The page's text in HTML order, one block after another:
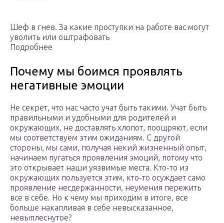
Шеф в гнев. За какие проступки на работе вас могут
уволить или оштрафовать
Подробнее
Почему мы боимся проявлять
негативные эмоции
Не секрет, что нас часто учат быть такими. Учат быть
правильными и удобными для родителей и
окружающих, не доставлять хлопот, поощряют, если
мы соответствуем этим ожиданиям. С другой
стороны, мы сами, получая некий жизненный опыт,
начинаем пугаться проявления эмоций, потому что
это открывает наши уязвимые места. Кто-то из
окружающих пользуется этим, кто-то осуждает само
проявление несдержанности, неумения пережить
все в себе. Но к чему мы приходим в итоге, все
больше накапливая в себе невысказанное,
невыплеснутое?